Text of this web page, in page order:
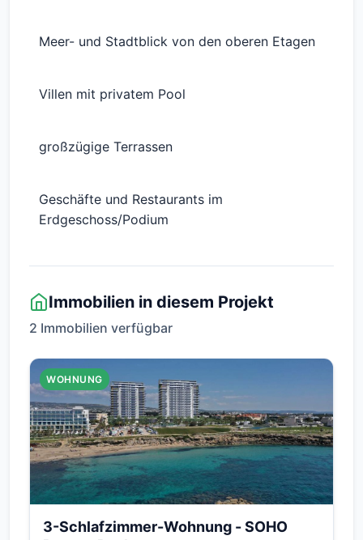
Meer- und Stadtblick von den oberen Etagen
Villen mit privatem Pool
großzügige Terrassen
Geschäfte und Restaurants im
Erdgeschoss/Podium
Immobilien in diesem Projekt
2 Immobilien verfügbar
WOHNUNG
3-Schlafzimmer-Wohnung - SOHO